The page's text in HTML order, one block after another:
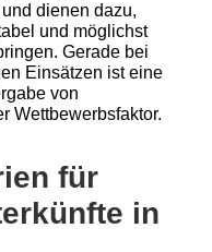
dienen dazu,
und möglichst
Gerade bei
Einsätzen ist eine
von
Wettbewerbsfaktor.
für
in